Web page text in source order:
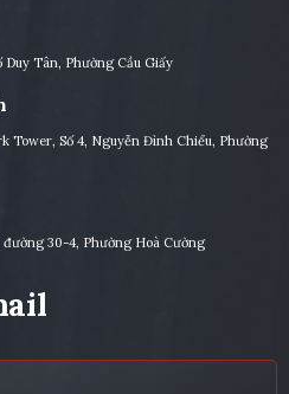
Duy Tân, Phường Cầu Giấy
Tower, Số 4, Nguyễn Đình Chiểu, Phường
30-4, Phường Hoà Cường